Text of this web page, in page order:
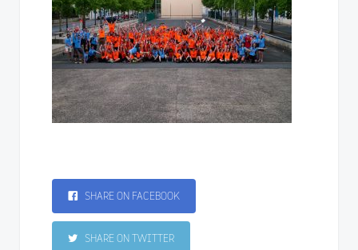
SHARE ON FACEBOOK
SHARE ON TWITTER